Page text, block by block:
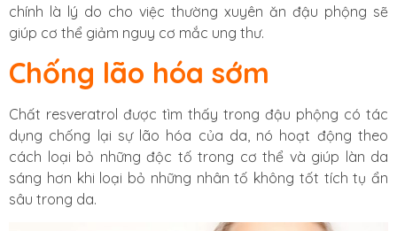
chính là lý do cho việc thường xuyên ăn đậu phộng sẽ
giúp cơ thể giảm nguy cơ mắc ung thư.
Chống lão hóa sớm
Chất resveratrol được tìm thấy trong đậu phộng có tác
dụng chống lại sự lão hóa của da, nó hoạt động theo
cách loại bỏ những độc tố trong cơ thể và giúp làn da
sáng hơn khi loại bỏ những nhân tố không tốt tích tụ ẩn
sâu trong da.